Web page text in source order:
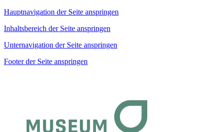
Hauptnavigation der Seite anspringen
Inhaltsbereich der Seite anspringen
Unternavigation der Seite anspringen
Footer der Seite anspringen